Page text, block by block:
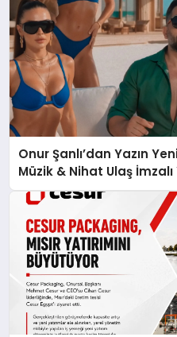
Onur Şanlı’dan Yazın
Müzik & Nihat Ulaş İmzalı